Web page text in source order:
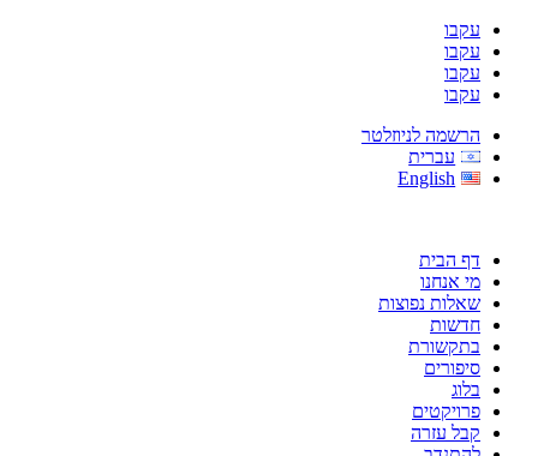
עקבו
עקבו
עקבו
עקבו
הרשמה לניוזלטר
עברית
English
דף הבית
מי אנחנו
שאלות נפוצות
חדשות
בתקשורת
סיפורים
בלוג
פרויקטים
קבל עזרה